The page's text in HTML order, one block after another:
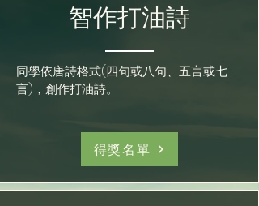
智作打油詩
同學依唐詩格式(四句或八句、五言或七
言)，創作打油詩。
得獎名單